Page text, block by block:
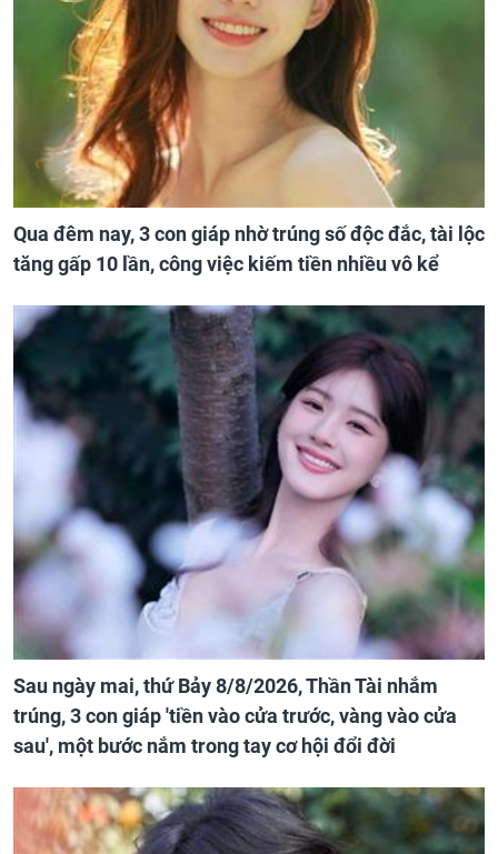
Qua đêm nay, 3 con giáp nhờ trúng số độc đắc, tài lộc
tăng gấp 10 lần, công việc kiếm tiền nhiều vô kể
Sau ngày mai, thứ Bảy 8/8/2026, Thần Tài nhắm
trúng, 3 con giáp 'tiền vào cửa trước, vàng vào cửa
sau', một bước nắm trong tay cơ hội đổi đời